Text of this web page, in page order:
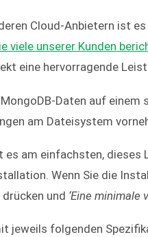
Cloud-Anbietern ist
viele unserer Kunden
eine hervorragende
Daten auf
am Dateisystem
am einfachsten, dieses
Wenn Sie die
und ‘Eine minimale
jeweils folgenden